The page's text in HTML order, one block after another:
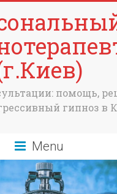
помощь,
гипноз в
Menu